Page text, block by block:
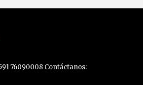
76090008 Contáctanos: